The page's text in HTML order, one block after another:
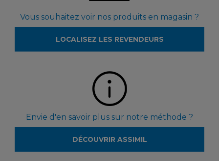
Vous souhaitez voir nos produits en magasin ?
LOCALISEZ LES REVENDEURS
Envie d'en savoir plus sur notre méthode ?
DÉCOUVRIR ASSIMIL